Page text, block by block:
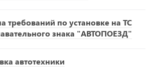
требований по установке на ТС
знака "АВТОПОЕЗД"
автотехники